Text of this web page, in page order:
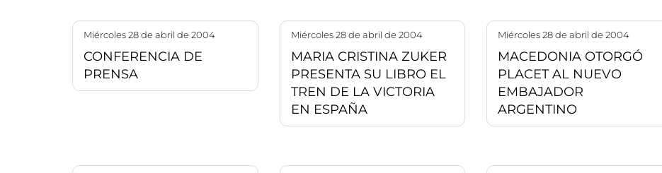
miércoles 28 de abril de 2004
CONFERENCIA DE
PRENSA
miércoles 28 de abril de 2004
MARIA CRISTINA ZUKER
PRESENTA SU LIBRO EL
TREN DE LA VICTORIA
EN ESPAÑA
miércoles 28 de abril de 2004
MACEDONIA OTORGÓ
PLACET AL NUEVO
EMBAJADOR
ARGENTINO